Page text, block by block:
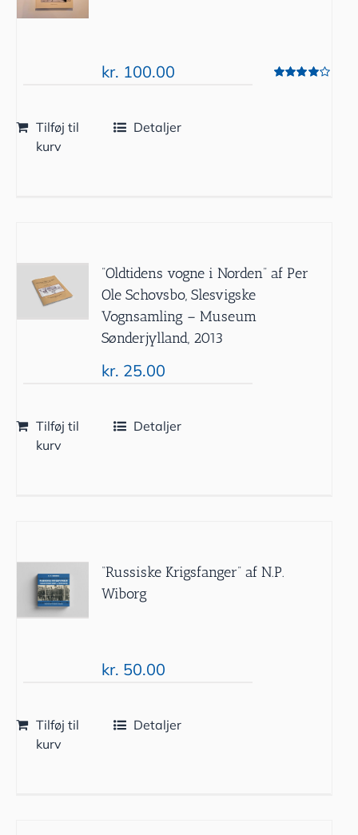
kr. 100.00
Tilføj til
kurv
Detaljer
”Oldtidens vogne i Norden” af Per
Ole Schovsbo, Slesvigske
Vognsamling – Museum
Sønderjylland, 2013
kr. 25.00
Tilføj til
kurv
Detaljer
“Russiske Krigsfanger” af N.P.
Wiborg
kr. 50.00
Tilføj til
kurv
Detaljer